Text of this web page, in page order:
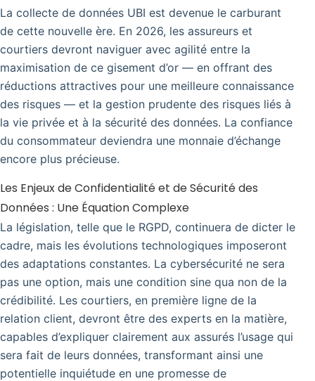
La collecte de données UBI est devenue le carburant
de cette nouvelle ère. En 2026, les assureurs et
courtiers devront naviguer avec agilité entre la
maximisation de ce gisement d’or — en offrant des
réductions attractives pour une meilleure connaissance
des risques — et la gestion prudente des risques liés à
la vie privée et à la sécurité des données. La confiance
du consommateur deviendra une monnaie d’échange
encore plus précieuse.
Les Enjeux de Confidentialité et de Sécurité des
Données : Une Équation Complexe
La législation, telle que le RGPD, continuera de dicter le
cadre, mais les évolutions technologiques imposeront
des adaptations constantes. La cybersécurité ne sera
pas une option, mais une condition sine qua non de la
crédibilité. Les courtiers, en première ligne de la
relation client, devront être des experts en la matière,
capables d’expliquer clairement aux assurés l’usage qui
sera fait de leurs données, transformant ainsi une
potentielle inquiétude en une promesse de